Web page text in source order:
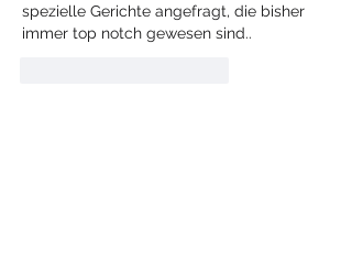
spezielle Gerichte angefragt, die bisher
immer top notch gewesen sind..